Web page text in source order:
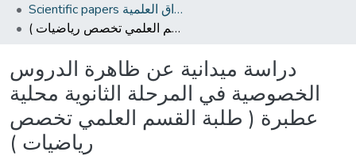
Scientific papers الأوراق العلمية
دراسة ميدانية عن ظاهرة الدروس الخصوصية في المرحلة الثانوية محلية عطبرة ( طلبة القسم العلمي تخصص رياضيات )
دراسة ميدانية عن ظاهرة الدروس
الخصوصية في المرحلة الثانوية محلية
عطبرة ( طلبة القسم العلمي تخصص
رياضيات )